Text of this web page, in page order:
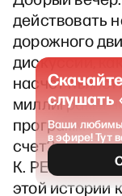
действовать
дорожного
дискуссии,
насчет
миллиграмм
программе
счет?
К. РЕМЧУКОВ
этой истории
слушать
Ваши
в эфире! Тут